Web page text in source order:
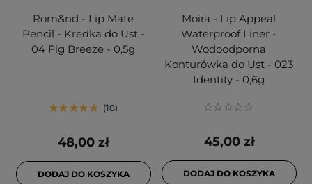
Rom&nd - Lip Mate
Pencil - Kredka do Ust -
04 Fig Breeze - 0,5g
18
48,00 zł
DODAJ DO KOSZYKA
Moira - Lip Appeal
Waterproof Liner -
Wodoodporna
Konturówka do Ust - 023
Identity - 0,6g
45,00 zł
DODAJ DO KOSZYKA